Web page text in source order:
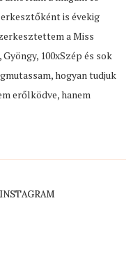
is évekig
a Miss
100xSzép és sok
hogyan tudjuk
erőlködve, hanem
INSTAGRAM